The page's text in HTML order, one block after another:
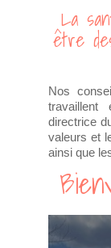
La
être
Nos
travaillent
directrice
valeurs et
ainsi que